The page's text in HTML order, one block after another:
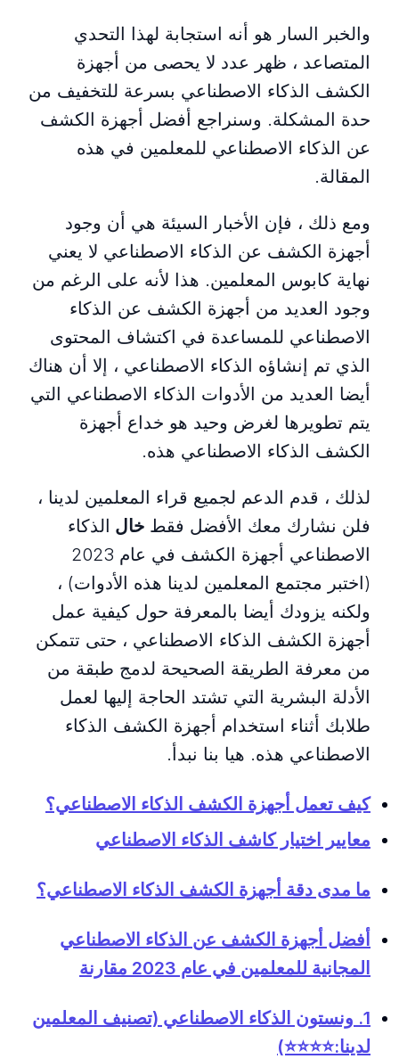
والخبر السار هو أنه استجابة لهذا التحدي
المتصاعد ، ظهر عدد لا يحصى من أجهزة
الكشف الذكاء الاصطناعي بسرعة للتخفيف من
حدة المشكلة. وسنراجع أفضل أجهزة الكشف
عن الذكاء الاصطناعي للمعلمين في هذه
المقالة.
ومع ذلك ، فإن الأخبار السيئة هي أن وجود
أجهزة الكشف عن الذكاء الاصطناعي لا يعني
نهاية كابوس المعلمين. هذا لأنه على الرغم من
وجود العديد من أجهزة الكشف عن الذكاء
الاصطناعي للمساعدة في اكتشاف المحتوى
الذي تم إنشاؤه الذكاء الاصطناعي ، إلا أن هناك
أيضا العديد من الأدوات الذكاء الاصطناعي التي
يتم تطويرها لغرض وحيد هو خداع أجهزة
الكشف الذكاء الاصطناعي هذه.
لذلك ، قدم الدعم لجميع قراء المعلمين لدينا ،
فلن نشارك معك الأفضل فقط خال الذكاء
الاصطناعي أجهزة الكشف في عام 2023
(اختبر مجتمع المعلمين لدينا هذه الأدوات) ،
ولكنه يزودك أيضا بالمعرفة حول كيفية عمل
أجهزة الكشف الذكاء الاصطناعي ، حتى تتمكن
من معرفة الطريقة الصحيحة لدمج طبقة من
الأدلة البشرية التي تشتد الحاجة إليها لعمل
طلابك أثناء استخدام أجهزة الكشف الذكاء
الاصطناعي هذه. هيا بنا نبدأ.
كيف تعمل أجهزة الكشف الذكاء الاصطناعي؟
معايير اختيار كاشف الذكاء الاصطناعي
ما مدى دقة أجهزة الكشف الذكاء الاصطناعي؟
أفضل أجهزة الكشف عن الذكاء الاصطناعي
المجانية للمعلمين في عام 2023 مقارنة
1. ونستون الذكاء الاصطناعي (تصنيف المعلمين
لدينا:⭐️⭐️⭐️⭐️)